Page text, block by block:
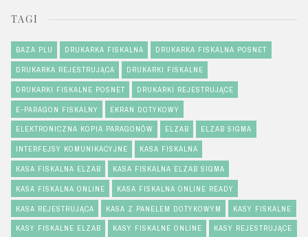
TAGI
BAZA PLU DRUKARKA FISKALNA DRUKARKA FISKALNA POSNET
DRUKARKA REJESTRUJĄCA DRUKARKI FISKALNE
DRUKARKI FISKALNE POSNET DRUKARKI REJESTRUJĄCE
E-PARAGON FISKALNY EKRAN DOTYKOWY
ELEKTRONICZNA KOPIA PARAGONÓW ELZAB ELZAB SIGMA
INTERFEJSY KOMUNIKACYJNE KASA FISKALNA
KASA FISKALNA ELZAB KASA FISKALNA ELZAB SIGMA
KASA FISKALNA ONLINE KASA FISKALNA ONLINE READY
KASA REJESTRUJĄCA KASA Z PANELEM DOTYKOWYM KASY FISKALNE
KASY FISKALNE ELZAB KASY FISKALNE ONLINE KASY REJESTRUJĄCE